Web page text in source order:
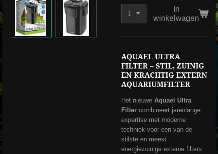
In
winkelwagen
AQUAEL ULTRA
FILTER – STIL, ZUINIG
EN KRACHTIG EXTERN
AQUARIUMFILTER
Het nieuwe Aquael Ultra
Filter combineert jarenlange
expertise met moderne
techniek voor een van de
stilste en meest
energiezuinige externe filters.